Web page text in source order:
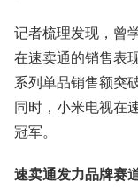
记者梳理发现，曾
在速卖通的销售表
系列单品销售额突
同时，小米电视在
冠军。
速卖通发力品牌赛